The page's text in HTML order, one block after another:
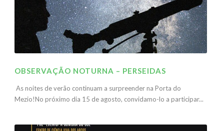
OBSERVAÇÃO NOTURNA – PERSEIDAS
As noites de verão continuam a surpreender na Porta do
Mezio!No próximo dia 15 de agosto, convidamo-lo a participar...